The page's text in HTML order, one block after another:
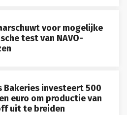
voor mogelijke
test van NAVO-
Bakeries investeert 500
euro om productie van
uit te breiden